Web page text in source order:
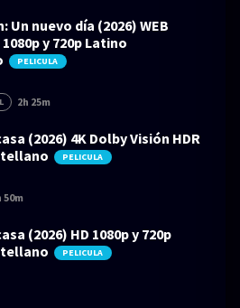
Un nuevo día (2026) WEB
1080p y 720p Latino
PELICULA
2h 25m
(2026) 4K Dolby Visión HDR
PELICULA
50m
(2026) HD 1080p y 720p
PELICULA